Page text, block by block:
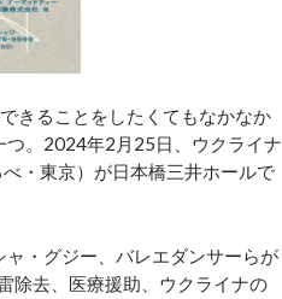
きることをしたくてもなかなか
つ。2024年2月25日、ウクライナ
・東京）が日本橋三井ホールで
・グジー、バレエダンサーらが
除去、医療援助、ウクライナの